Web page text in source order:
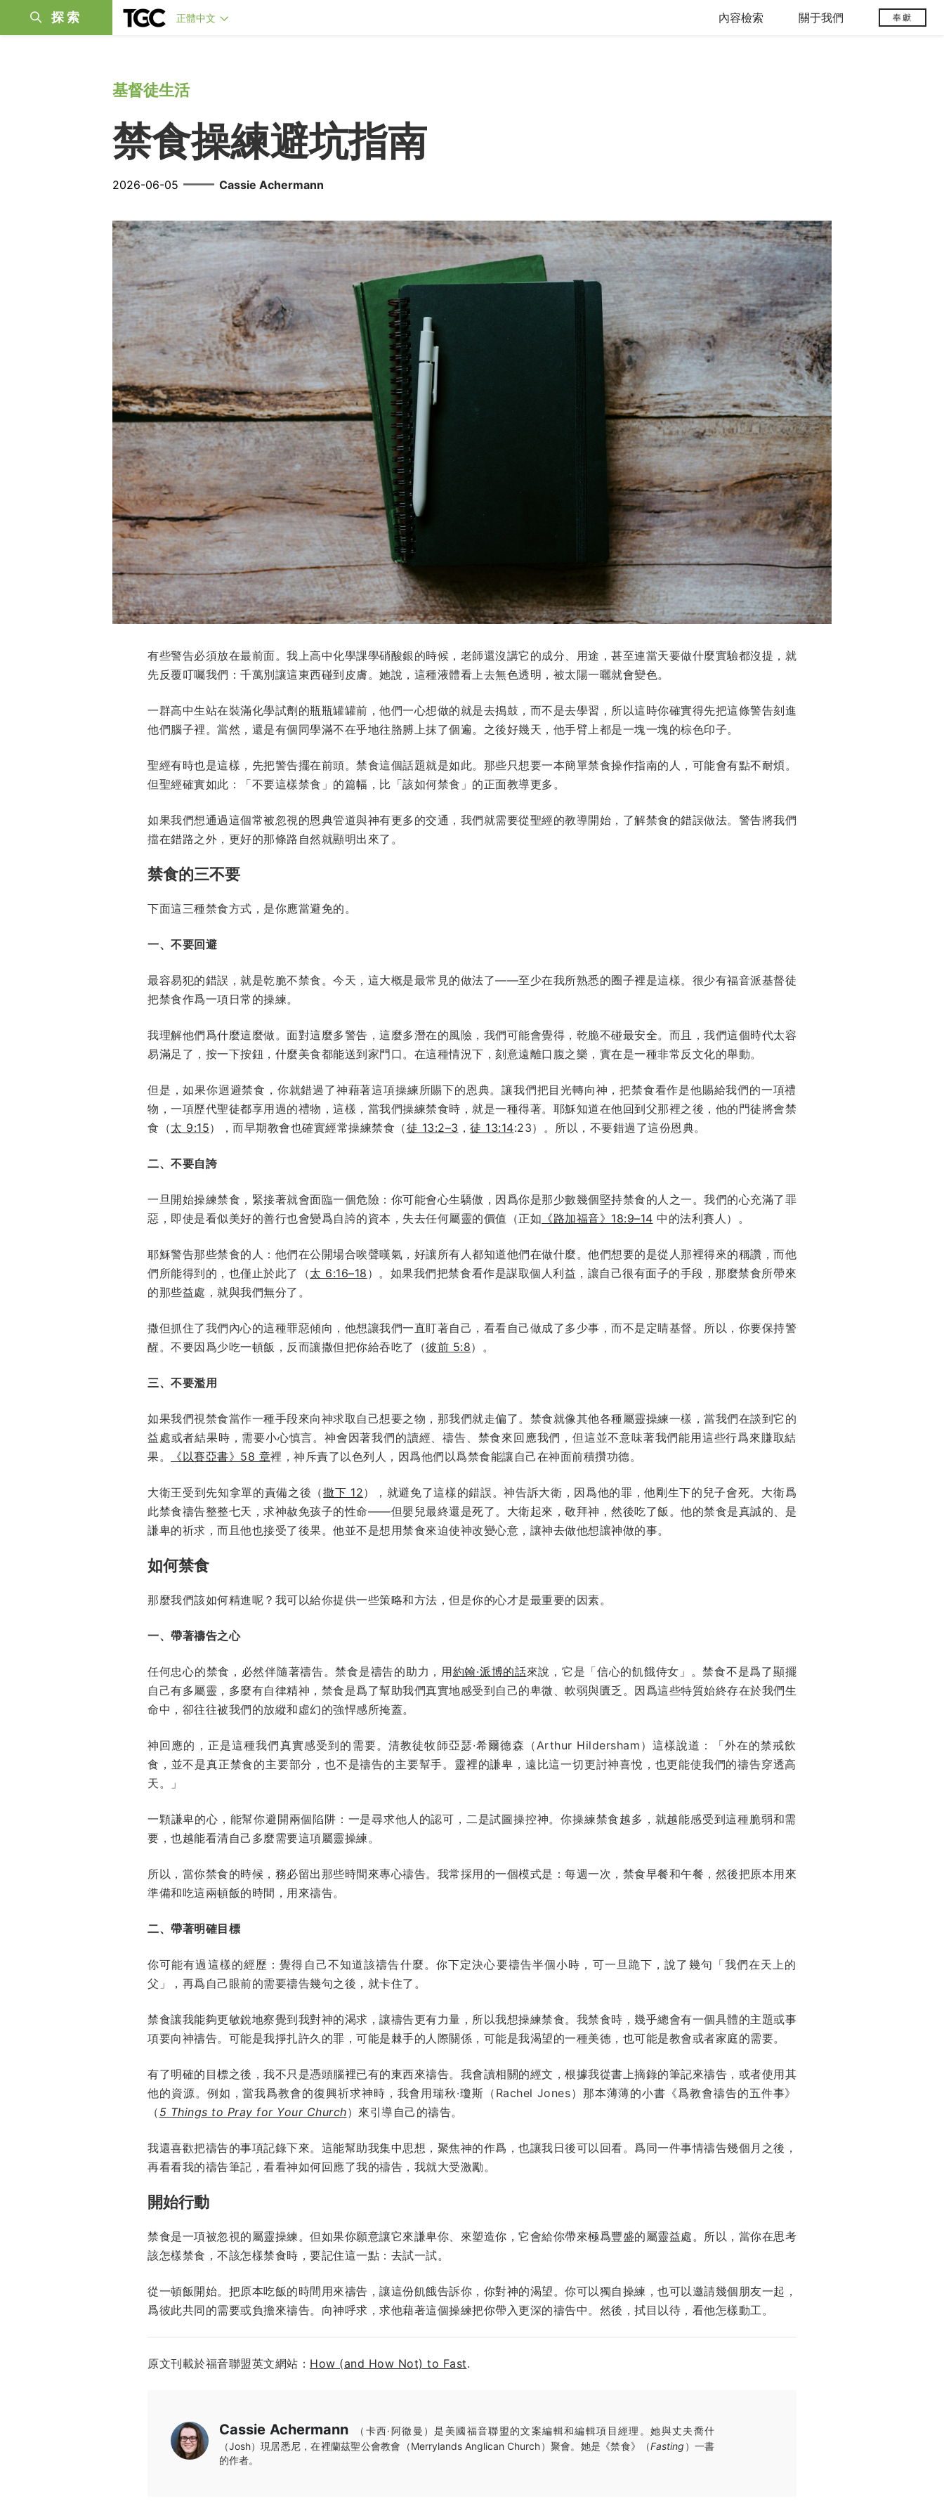
探索 正體中文 內容檢索 關于我們 奉獻
基督徒生活
禁食操練避坑指南
2026-06-05 —— Cassie Achermann
有些警告必須放在最前面。我上高中化學課學硝酸銀的時候，老師還沒講它的成分、用途，甚至連當天要做什麼實驗都沒提，就
先反覆叮囑我們：千萬別讓這東西碰到皮膚。她說，這種液體看上去無色透明，被太陽一曬就會變色。
一群高中生站在裝滿化學試劑的瓶瓶罐罐前，他們一心想做的就是去搗鼓，而不是去學習，所以這時你確實得先把這條警告刻進
他們腦子裡。當然，還是有個同學滿不在乎地往胳膊上抹了個遍。之後好幾天，他手臂上都是一塊一塊的棕色印子。
聖經有時也是這樣，先把警告擺在前頭。禁食這個話題就是如此。那些只想要一本簡單禁食操作指南的人，可能會有點不耐煩。
但聖經確實如此：「不要這樣禁食」的篇幅，比「該如何禁食」的正面教導更多。
如果我們想通過這個常被忽視的恩典管道與神有更多的交通，我們就需要從聖經的教導開始，了解禁食的錯誤做法。警告將我們
擋在錯路之外，更好的那條路自然就顯明出來了。
禁食的三不要
下面這三種禁食方式，是你應當避免的。
一、不要回避
最容易犯的錯誤，就是乾脆不禁食。今天，這大概是最常見的做法了——至少在我所熟悉的圈子裡是這樣。很少有福音派基督徒
把禁食作爲一項日常的操練。
我理解他們爲什麼這麼做。面對這麼多警告，這麼多潛在的風險，我們可能會覺得，乾脆不碰最安全。而且，我們這個時代太容
易滿足了，按一下按鈕，什麼美食都能送到家門口。在這種情況下，刻意遠離口腹之樂，實在是一種非常反文化的舉動。
但是，如果你迴避禁食，你就錯過了神藉著這項操練所賜下的恩典。讓我們把目光轉向神，把禁食看作是他賜給我們的一項禮
物，一項歷代聖徒都享用過的禮物，這樣，當我們操練禁食時，就是一種得著。耶穌知道在他回到父那裡之後，他的門徒將會禁
食（太 9:15），而早期教會也確實經常操練禁食（徒 13:2–3 ， 徒 13:14:23）。所以，不要錯過了這份恩典。
二、不要自誇
一旦開始操練禁食，緊接著就會面臨一個危險：你可能會心生驕傲，因爲你是那少數幾個堅持禁食的人之一。我們的心充滿了罪
惡，即使是看似美好的善行也會變爲自誇的資本，失去任何屬靈的價值（正如 《路加福音》18:9–14 中的法利賽人）。
耶穌警告那些禁食的人：他們在公開場合唉聲嘆氣，好讓所有人都知道他們在做什麼。他們想要的是從人那裡得來的稱讚，而他
們所能得到的，也僅止於此了（太 6:16–18 ）。如果我們把禁食看作是謀取個人利益，讓自己很有面子的手段，那麼禁食所帶來
的那些益處，就與我們無分了。
撒但抓住了我們內心的這種罪惡傾向，他想讓我們一直盯著自己，看看自己做成了多少事，而不是定睛基督。所以，你要保持警
醒。不要因爲少吃一頓飯，反而讓撒但把你給吞吃了（彼前 5:8）。
三、不要濫用
如果我們視禁食當作一種手段來向神求取自己想要之物，那我們就走偏了。禁食就像其他各種屬靈操練一樣，當我們在談到它的
益處或者結果時，需要小心慎言。神會因著我們的讀經、禱告、禁食來回應我們，但這並不意味著我們能用這些行爲來賺取結
果。
《以賽亞書》58 章裡，神斥責了以色列人，因爲他們以爲禁食能讓自己在神面前積攢功德。
大衛王受到先知拿單的責備之後（撒下 12），就避免了這樣的錯誤。神告訴大衛，因爲他的罪，他剛生下的兒子會死。大衛爲
此禁食禱告整整七天，求神赦免孩子的性命——但嬰兒最終還是死了。大衛起來，敬拜神，然後吃了飯。他的禁食是真誠的、是
謙卑的祈求，而且他也接受了後果。他並不是想用禁食來迫使神改變心意，讓神去做他想讓神做的事。
如何禁食
那麼我們該如何精進呢？我可以給你提供一些策略和方法，但是你的心才是最重要的因素。
一、帶著禱告之心
任何忠心的禁食，必然伴隨著禱告。禁食是禱告的助力，用約翰·派博的話來說，它是「信心的飢餓侍女」。禁食不是爲了顯擺
自己有多屬靈，多麼有自律精神，禁食是爲了幫助我們真實地感受到自己的卑微、軟弱與匱乏。因爲這些特質始終存在於我們生
命中，卻往往被我們的放縱和虛幻的強悍感所掩蓋。
神回應的，正是這種我們真實感受到的需要。清教徒牧師亞瑟·希爾德森（Arthur Hildersham）這樣說道：「外在的禁戒飲
食，並不是真正禁食的主要部分，也不是禱告的主要幫手。靈裡的謙卑，遠比這一切更討神喜悅，也更能使我們的禱告穿透高
天。」
一顆謙卑的心，能幫你避開兩個陷阱：一是尋求他人的認可，二是試圖操控神。你操練禁食越多，就越能感受到這種脆弱和需
要，也越能看清自己多麼需要這項屬靈操練。
所以，當你禁食的時候，務必留出那些時間來專心禱告。我常採用的一個模式是：每週一次，禁食早餐和午餐，然後把原本用來
準備和吃這兩頓飯的時間，用來禱告。
二、帶著明確目標
你可能有過這樣的經歷：覺得自己不知道該禱告什麼。你下定決心要禱告半個小時，可一旦跪下，說了幾句「我們在天上的
父」，再爲自己眼前的需要禱告幾句之後，就卡住了。
禁食讓我能夠更敏銳地察覺到我對神的渴求，讓禱告更有力量，所以我想操練禁食。我禁食時，幾乎總會有一個具體的主題或事
項要向神禱告。可能是我掙扎許久的罪，可能是棘手的人際關係，可能是我渴望的一種美德，也可能是教會或者家庭的需要。
有了明確的目標之後，我不只是憑頭腦裡已有的東西來禱告。我會讀相關的經文，根據我從書上摘錄的筆記來禱告，或者使用其
他的資源。例如，當我爲教會的復興祈求神時，我會用瑞秋·瓊斯（Rachel Jones）那本薄薄的小書《爲教會禱告的五件事》
（ 5 Things to Pray for Your Church）來引導自己的禱告。
我還喜歡把禱告的事項記錄下來。這能幫助我集中思想，聚焦神的作爲，也讓我日後可以回看。爲同一件事情禱告幾個月之後，
再看看我的禱告筆記，看看神如何回應了我的禱告，我就大受激勵。
開始行動
禁食是一項被忽視的屬靈操練。但如果你願意讓它來謙卑你、來塑造你，它會給你帶來極爲豐盛的屬靈益處。所以，當你在思考
該怎樣禁食，不該怎樣禁食時，要記住這一點：去試一試。
從一頓飯開始。把原本吃飯的時間用來禱告，讓這份飢餓告訴你，你對神的渴望。你可以獨自操練，也可以邀請幾個朋友一起，
爲彼此共同的需要或負擔來禱告。向神呼求，求他藉著這個操練把你帶入更深的禱告中。然後，拭目以待，看他怎樣動工。
原文刊載於福音聯盟英文網站： How (and How Not) to Fast.
Cassie Achermann
（卡西·阿徹曼）是美國福音聯盟的文案編輯和編輯項目經理。她與丈夫喬什
（Josh）現居悉尼，在裡蘭茲聖公會教會（Merrylands Anglican Church）聚會。她是《禁食》（Fasting ）一書
的作者。